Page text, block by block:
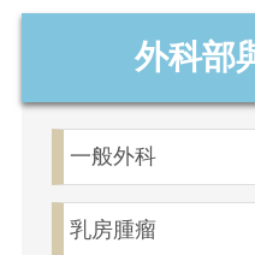
外科部
一般外科
乳房腫瘤